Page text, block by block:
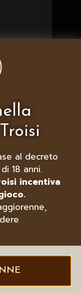
al decreto
18 anni.
incentiva